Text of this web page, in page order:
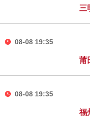
三
08-08 19:35
莆
08-08 19:35
福